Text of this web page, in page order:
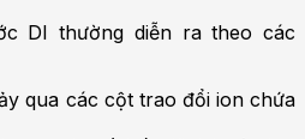
DI thường diễn ra theo các
qua các cột trao đổi ion chứa